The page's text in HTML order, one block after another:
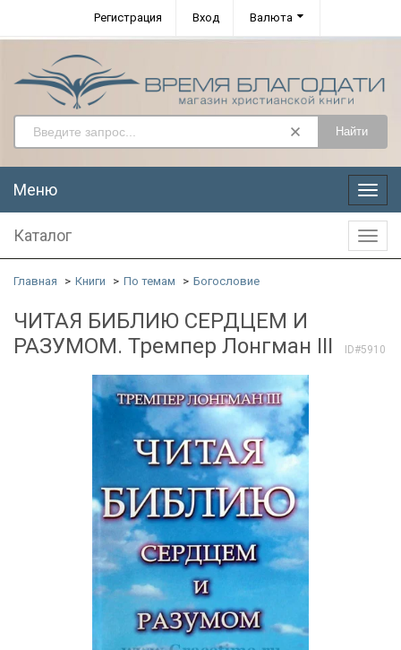
Регистрация Вход Валюта
Найти
Меню
Меню
Каталог
Главная Книги По темам Богословие
ЧИТАЯ БИБЛИЮ СЕРДЦЕМ И
РАЗУМОМ. Тремпер Лонгман III
ID#5910